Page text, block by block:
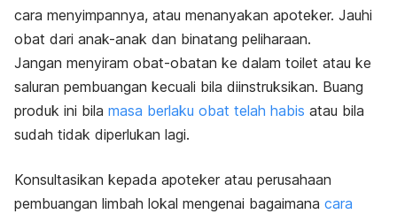
cara menyimpannya, atau menanyakan apoteker. Jauhi
obat dari anak-anak dan binatang peliharaan.
Jangan menyiram obat-obatan ke dalam toilet atau ke
saluran pembuangan kecuali bila diinstruksikan. Buang
produk ini bila masa berlaku obat telah habis atau bila
sudah tidak diperlukan lagi.
Konsultasikan kepada apoteker atau perusahaan
pembuangan limbah lokal mengenai bagaimana cara